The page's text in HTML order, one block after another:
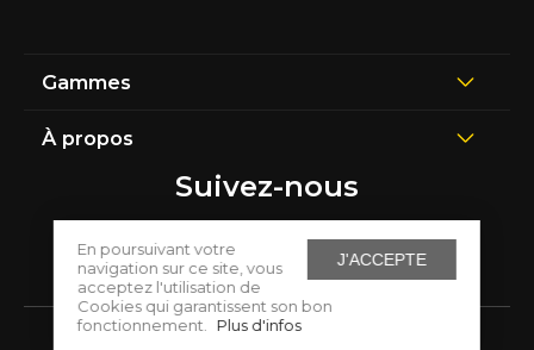
J'ACCEPTE
En poursuivant votre
navigation sur ce site, vous
acceptez l'utilisation de
Cookies qui garantissent son bon
fonctionnement.
Plus d'infos
Gammes
À propos
Suivez-nous